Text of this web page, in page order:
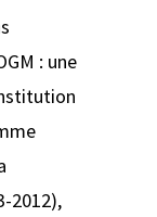
: une
2012),